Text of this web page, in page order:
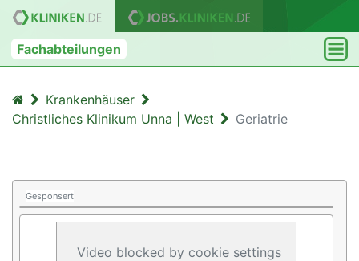
Fachabteilungen
Krankenhäuser
Christliches Klinikum Unna | West
Geriatrie
Gesponsert
Video blocked by cookie settings